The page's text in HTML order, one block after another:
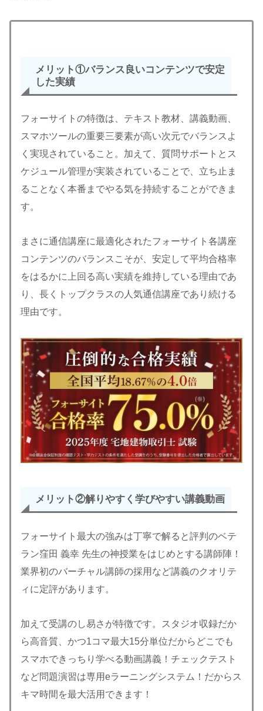
メリット①バランス良いコンテンツで安定
した実績
フォーサイトの特徴は、テキスト教材、講義動画、
スマホツールの重要三要素が高い次元でバランスよ
く実現されていること。加えて、質問サポートとス
ケジュール管理が実装されていることで、立ち止ま
ることなく本番までやる気を持続することができま
す。
まさに通信講座に最適化されたフォーサイト各講座
コンテンツのバランスこそが、安定して平均合格率
をはるかに上回る高い実績を維持している理由であ
り、長くトップクラスの人気通信講座であり続ける
理由です。
メリット②解りやすく学びやすい講義動画
フォーサイト最大の強みは丁寧で解ると評判のベテ
ラン窪田 義幸 先生の神授業をはじめとする講師陣！
業界初のバーチャル講師の採用など講義のクオリテ
ィに定評があります。
加えて受講のし易さが特徴です。スタジオ収録だか
ら高音質、かつ1コマ最大15分単位だからどこでも
スマホできっちり学べる動画講義！チェックテスト
など問題演習は専用eラーニングシステム！だからス
キマ時間を最大活用できます！